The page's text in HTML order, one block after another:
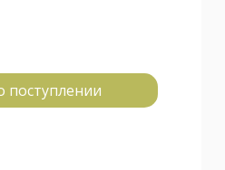
поступлении